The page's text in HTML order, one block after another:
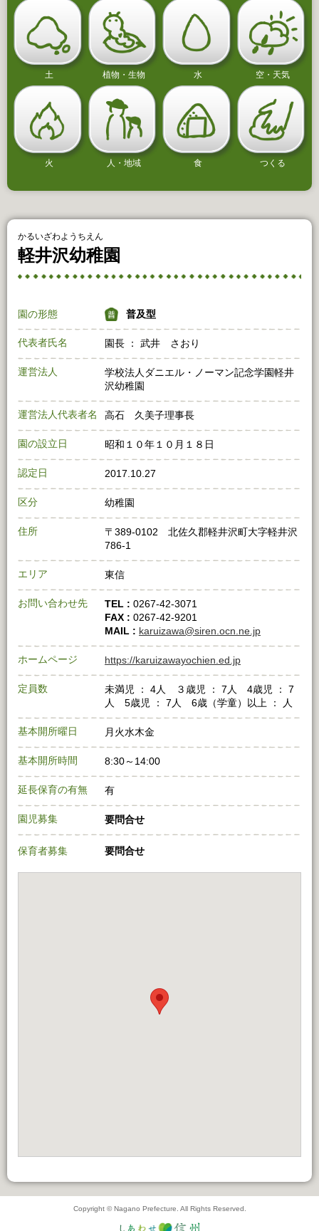
土 植物・生物 水 空・天気
火 人・地域 食 つくる
かるいざわようちえん
軽井沢幼稚園
園の形態 普及型
代表者氏名 園長 ： 武井 さおり
運営法人
学校法人ダニエル・ノーマン記念学園軽井
沢幼稚園
運営法人代表者名 高石 久美子理事長
園の設立日 昭和１０年１０月１８日
認定日 2017.10.27
区分 幼稚園
住所
〒389-0102 北佐久郡軽井沢町大字軽井沢
786-1
エリア 東信
お問い合わせ先 TEL : 0267-42-3071
FAX : 0267-42-9201
MAIL : karuizawa@siren.ocn.ne.jp
ホームページ https://karuizawayochien.ed.jp
定員数
未満児 ： 4人 ３歳児 ： 7人 4歳児 ： 7
人 5歳児 ： 7人 6歳（学童）以上 ： 人
基本開所曜日 月火水木金
基本開所時間 8:30～14:00
延長保育の有無 有
園児募集 要問合せ
保育者募集 要問合せ
Copyright © Nagano Prefecture. All Rights Reserved.